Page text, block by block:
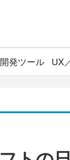
開発ツール UX